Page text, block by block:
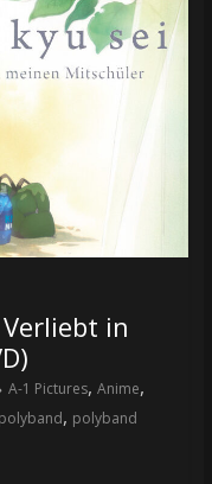
in
A-1 Pictures, Anime,
polyband, polyband